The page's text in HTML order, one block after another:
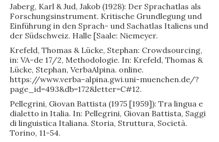
Jaberg, Karl & Jud, Jakob (1928): Der Sprachatlas als
Forschungsinstrument. Kritische Grundlegung und
Einführung in den Sprach- und Sachatlas Italiens und
der Südschweiz. Halle [Saale: Niemeyer.
Krefeld, Thomas & Lücke, Stephan: Crowdsourcing,
in: VA-de 17/2, Methodologie. In: Krefeld, Thomas &
Lücke, Stephan, VerbaAlpina. online.
https://www.verba-alpina.gwi.uni-muenchen.de/?
page_id=493&db=172&letter=C#12.
Pellegrini, Giovan Battista (1975 [1959]): Tra lingua e
dialetto in Italia. In: Pellegrini, Giovan Battista, Saggi
di linguistica Italiana. Storia, Struttura, Società.
Torino, 11-54.